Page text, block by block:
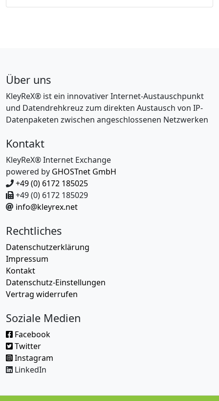
Über uns
KleyReX® ist ein innovativer Internet-Austauschpunkt
und Datendrehkreuz zum direkten Austausch von IP-
Datenpaketen zwischen angeschlossenen Netzwerken
Kontakt
KleyReX® Internet Exchange
powered by GHOSTnet GmbH
+49 (0) 6172 185025
+49 (0) 6172 185029
info@kleyrex.net
Rechtliches
Datenschutzerklärung
Impressum
Kontakt
Datenschutz-Einstellungen
Vertrag widerrufen
Soziale Medien
Facebook
Twitter
Instagram
LinkedIn